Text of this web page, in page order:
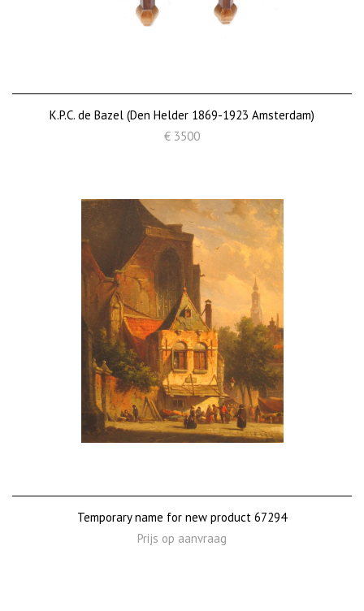
K.P.C. de Bazel (Den Helder 1869-1923 Amsterdam)
€ 3500
Temporary name for new product 67294
Prijs op aanvraag